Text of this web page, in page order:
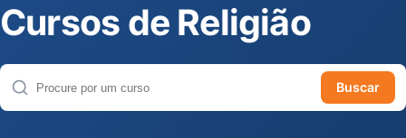
Cursos de Religião
Buscar cursos
Buscar